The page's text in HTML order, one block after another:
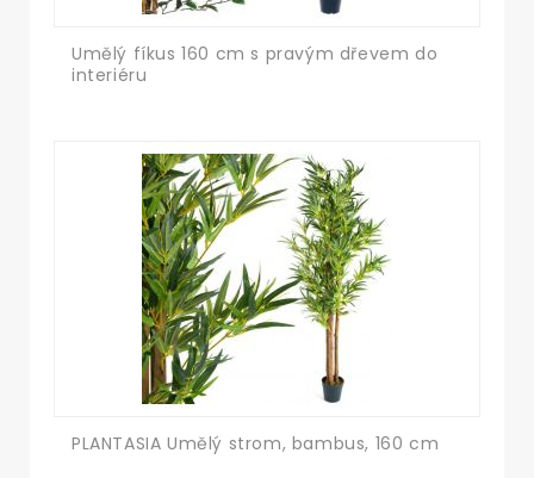
Umělý fíkus 160 cm s pravým dřevem do
interiéru
PLANTASIA Umělý strom, bambus, 160 cm